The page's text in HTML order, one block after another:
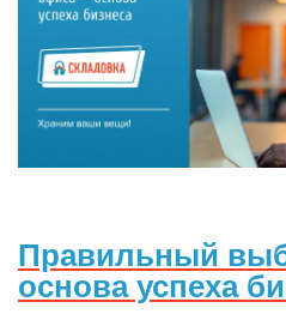
Правильный
основа успеха